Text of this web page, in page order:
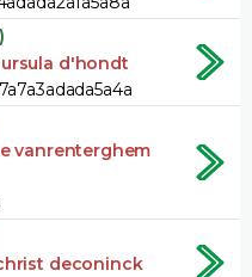
d'hondt
vanrenterghem
deconinck